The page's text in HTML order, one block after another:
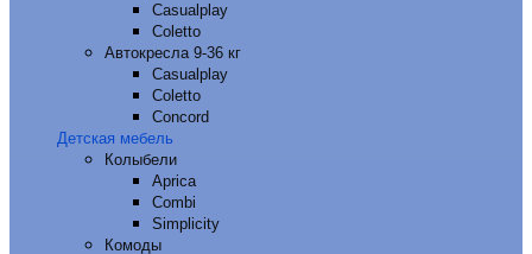
Casualplay
Coletto
Автокресла 9-36 кг
Casualplay
Coletto
Concord
Детская мебель
Колыбели
Aprica
Combi
Simplicity
Комоды